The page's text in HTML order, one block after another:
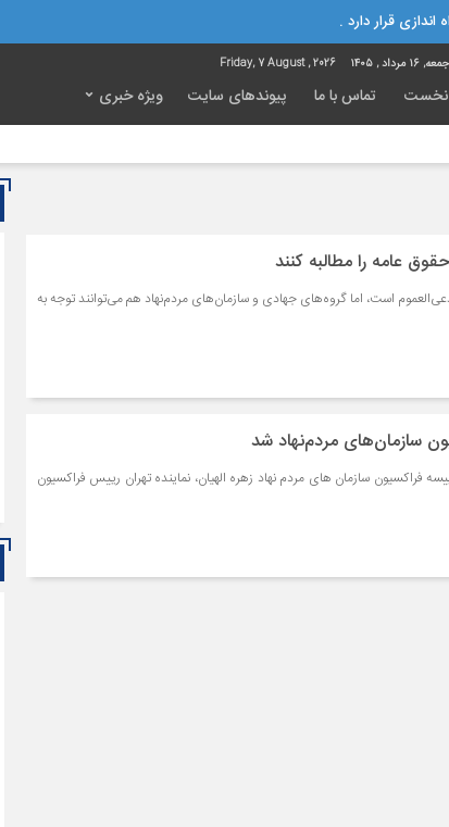
اندازی قرار دارد .
۱۶ مرداد , ۱۴۰۵ Friday, 7 August , 2026
تماس با ما پیوندهای سایت ویژه خبری
است، اما گروه‌های جهادی و سازمان‌های مردم‌نهاد هم می‌توانند توجه به
سازمان‌های مردم‌نهاد شد
فراکسیون سازمان های مردم نهاد زهره الهیان، نماینده تهران رییس فراکسیون